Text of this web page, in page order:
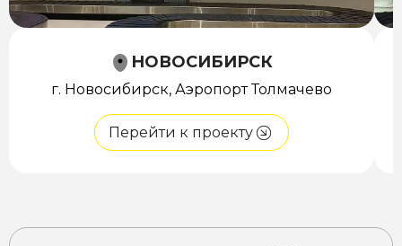
НОВОСИБИРСК
г. Новосибирск, Аэропорт Толмачево
Перейти к проекту